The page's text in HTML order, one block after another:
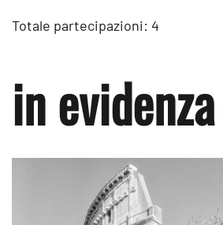
Totale partecipazioni: 4
in evidenza